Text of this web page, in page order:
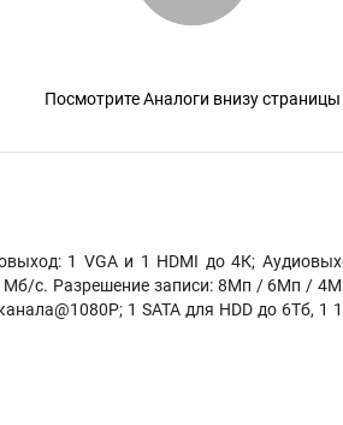
Посмотрите Аналоги внизу страницы
1 VGA и 1 HDMI до 4К;
Мб/с. Разрешение записи: 8Мп / 6Мп /
1 SATA для HDD до 6Тб, 1